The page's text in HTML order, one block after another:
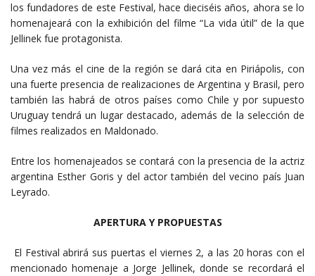
los fundadores de este Festival, hace dieciséis años, ahora se lo
homenajeará con la exhibición del filme “La vida útil” de la que
Jellinek fue protagonista.
Una vez más el cine de la región se dará cita en Piriápolis, con
una fuerte presencia de realizaciones de Argentina y Brasil, pero
también las habrá de otros países como Chile y por supuesto
Uruguay tendrá un lugar destacado, además de la selección de
filmes realizados en Maldonado.
Entre los homenajeados se contará con la presencia de la actriz
argentina Esther Goris y del actor también del vecino país Juan
Leyrado.
APERTURA Y PROPUESTAS
El Festival abrirá sus puertas el viernes 2, a las 20 horas con el
mencionado homenaje a Jorge Jellinek, donde se recordará el